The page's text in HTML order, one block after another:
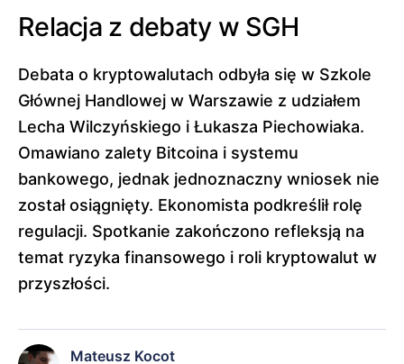
Relacja z debaty w SGH
Debata o kryptowalutach odbyła się w Szkole
Głównej Handlowej w Warszawie z udziałem
Lecha Wilczyńskiego i Łukasza Piechowiaka.
Omawiano zalety Bitcoina i systemu
bankowego, jednak jednoznaczny wniosek nie
został osiągnięty. Ekonomista podkreślił rolę
regulacji. Spotkanie zakończono refleksją na
temat ryzyka finansowego i roli kryptowalut w
przyszłości.
Mateusz Kocot